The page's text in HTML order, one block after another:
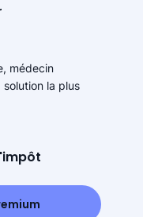
médecin
la plus